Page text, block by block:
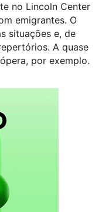
no Lincoln Center
emigrantes. O
situações e, de
A quase
por exemplo.